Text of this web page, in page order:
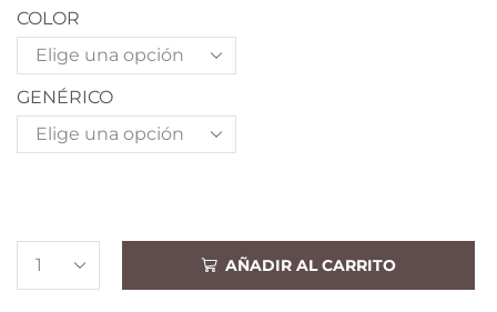
COLOR
GENÉRICO
AÑADIR AL CARRITO